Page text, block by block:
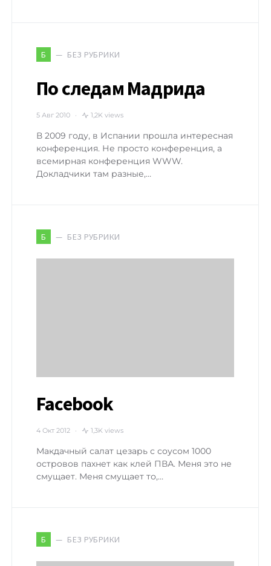
Б БЕЗ РУБРИКИ
По следам Мадрида
5 Авг 2010 1,2K views
В 2009 году, в Испании прошла интересная
конференция. Не просто конференция, а
всемирная конференция WWW.
Докладчики там разные,…
Б БЕЗ РУБРИКИ
Facebook
4 Окт 2012 1,3K views
Макдачный салат цезарь с соусом 1000
островов пахнет как клей ПВА. Меня это не
смущает. Меня смущает то,…
Б БЕЗ РУБРИКИ